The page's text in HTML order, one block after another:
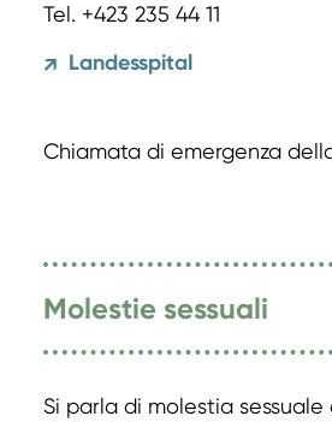
Tel. +423 235 44 11
↗ Landesspital
Chiamata di emergenza
Molestie sessuali
Si parla di molestia sessuale